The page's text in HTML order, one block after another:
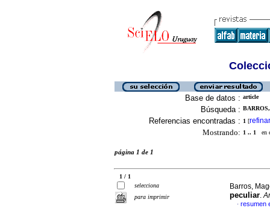
Base de datos : article
Búsqueda :
Referencias encontradas : 1 [refinar
Mostrando: 1 .. 1 en
página 1 de 1
1 / 1
selecciona
para imprimir
Barros,
peculiar.
· resumen